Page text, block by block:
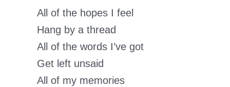
All of the hopes I feel
Hang by a thread
All of the words I’ve got
Get left unsaid
All of my memories